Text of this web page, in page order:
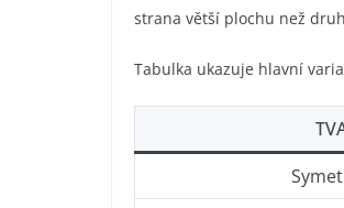
strana větší plochu než
Tabulka ukazuje hlavní